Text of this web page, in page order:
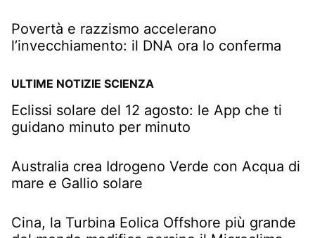
Povertà e razzismo accelerano
l’invecchiamento: il DNA ora lo conferma
ULTIME NOTIZIE SCIENZA
Eclissi solare del 12 agosto: le App che ti
guidano minuto per minuto
Australia crea Idrogeno Verde con Acqua di
mare e Gallio solare
Cina, la Turbina Eolica Offshore più grande